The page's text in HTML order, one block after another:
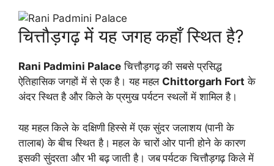
चित्तौड़गढ़ में यह जगह कहाँ स्थित है?
Rani Padmini Palace चित्तौड़गढ़ की सबसे प्रसिद्ध
ऐतिहासिक जगहों में से एक है। यह महल Chittorgarh Fort के
अंदर स्थित है और किले के प्रमुख पर्यटन स्थलों में शामिल है।
यह महल किले के दक्षिणी हिस्से में एक सुंदर जलाशय (पानी के
तालाब) के बीच स्थित है। महल के चारों ओर पानी होने के कारण
इसकी सुंदरता और भी बढ़ जाती है। जब पर्यटक चित्तौड़गढ़ किले में